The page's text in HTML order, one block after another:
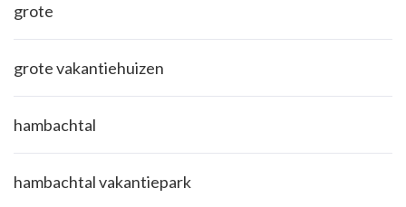
grote
grote vakantiehuizen
hambachtal
hambachtal vakantiepark